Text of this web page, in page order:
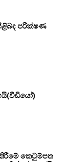
පරීක්ෂණ
කෙටුම්පත